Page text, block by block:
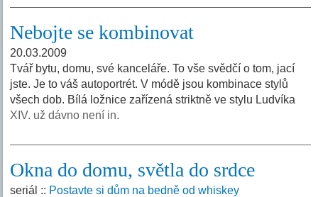
Nebojte se kombinovat
20.03.2009
Tvář bytu, domu, své kanceláře. To vše svědčí o tom, jací
jste. Je to váš autoportrét. V módě jsou kombinace stylů
všech dob. Bílá ložnice zařízená striktně ve stylu Ludvíka
XIV. už dávno není in.
Okna do domu, světla do srdce
seriál :: Postavte si dům na bedně od whiskey